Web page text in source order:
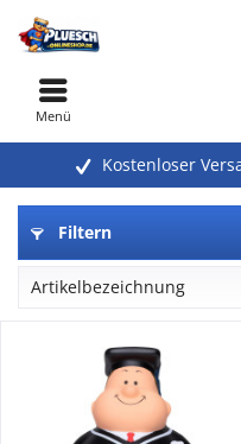
Kostenloser
Menü
Filtern